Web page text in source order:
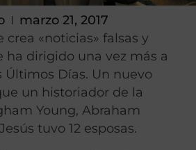
marzo 21, 2017
crea «noticias» falsas y
ha dirigido una vez más a
Últimos Días. Un nuevo
un historiador de la
Young, Abraham
tuvo 12 esposas.